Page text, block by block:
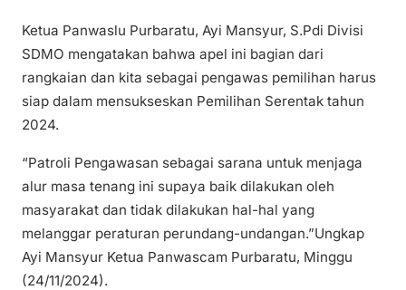
Ketua Panwaslu Purbaratu, Ayi Mansyur, S.Pdi Divisi
SDMO mengatakan bahwa apel ini bagian dari
rangkaian dan kita sebagai pengawas pemilihan harus
siap dalam mensukseskan Pemilihan Serentak tahun
2024.
“Patroli Pengawasan sebagai sarana untuk menjaga
alur masa tenang ini supaya baik dilakukan oleh
masyarakat dan tidak dilakukan hal-hal yang
melanggar peraturan perundang-undangan.”Ungkap
Ayi Mansyur Ketua Panwascam Purbaratu, Minggu
(24/11/2024).